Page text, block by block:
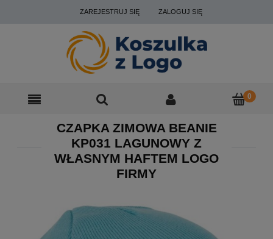
ZAREJESTRUJ SIĘ ZALOGUJ SIĘ
CZAPKA ZIMOWA BEANIE
KP031 LAGUNOWY Z
WŁASNYM HAFTEM LOGO
FIRMY